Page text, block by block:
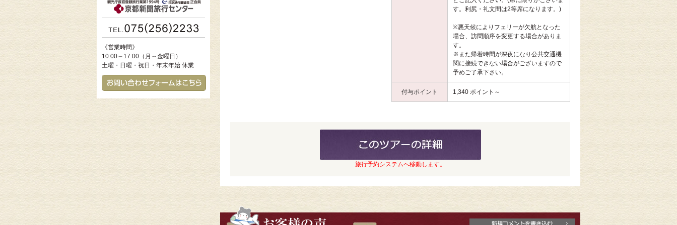
《営業時間》
10:00～17:00（月～金曜日）
土曜・日曜・祝日・年末年始 休業
す。利尻・礼文間は2等席になります。)
※悪天候によりフェリーが欠航となった
場合、訪問順序を変更する場合がありま
す。
※また帰着時間が深夜になり公共交通機
関に接続できない場合がございますので
予めご了承下さい。
付与ポイント 1,340 ポイント～
旅行予約システムへ移動します。